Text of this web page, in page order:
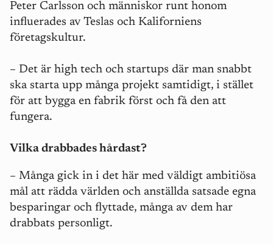
Peter Carlsson och människor runt honom
influerades av Teslas och Kaliforniens
företagskultur.
– Det är high tech och startups där man snabbt
ska starta upp många projekt samtidigt, i stället
för att bygga en fabrik först och få den att
fungera.
Vilka drabbades hårdast?
– Många gick in i det här med väldigt ambitiösa
mål att rädda världen och anställda satsade egna
besparingar och flyttade, många av dem har
drabbats personligt.